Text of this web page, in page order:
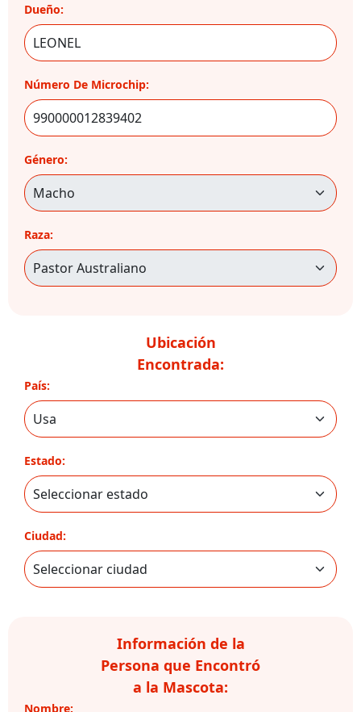
Dueño:
Número De Microchip:
Género:
Raza:
Ubicación
Encontrada:
País:
Estado:
Ciudad:
Información de la
Persona que Encontró
a la Mascota:
Nombre: